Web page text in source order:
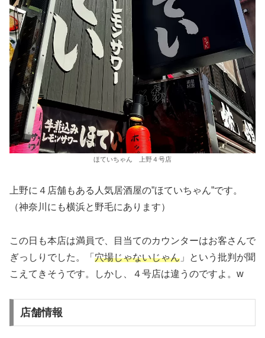
ほていちゃん 上野４号店
上野に４店舗もある人気居酒屋の”ほていちゃん”です。
（神奈川にも横浜と野毛にあります）
この日も本店は満員で、目当てのカウンターはお客さんで
ぎっしりでした。「 穴場じゃないじゃん 」という批判が聞
こえてきそうです。しかし、４号店は違うのですよ。w
店舗情報